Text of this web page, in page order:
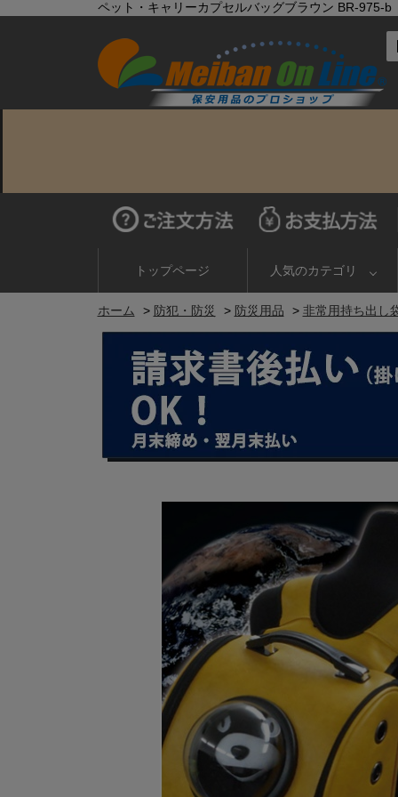
ペット・キャリーカプセルバッグブラウン BR-975-b
トップページ 人気のカテゴリ
ホーム > 防犯・防災 > 防災用品 > 非常用持ち出し